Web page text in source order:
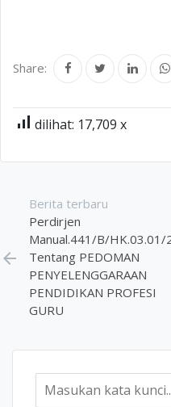
Share:
signal_cellular_alt dilihat: 17,709 x
arrow_back
Berita terbaru
Perdirjen
Manual.441/B/HK.03.01/
Tentang PEDOMAN
PENYELENGGARAAN
PENDIDIKAN PROFESI
GURU